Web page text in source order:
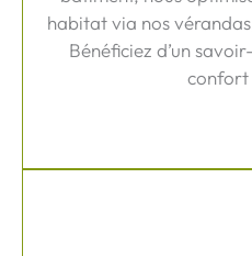
habitat via nos
Bénéficiez d’un
confort